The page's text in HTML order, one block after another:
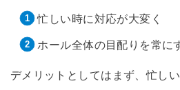
忙しい時に対応が大変く
ホール全体の目配りを常に
デメリットとしてはまず、忙し